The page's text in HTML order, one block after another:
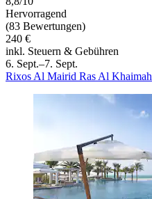
Hervorragend
(83 Bewertungen)
240 €
inkl. Steuern & Gebühren
6. Sept.–7. Sept.
Rixos Al Mairid Ras Al Khaimah